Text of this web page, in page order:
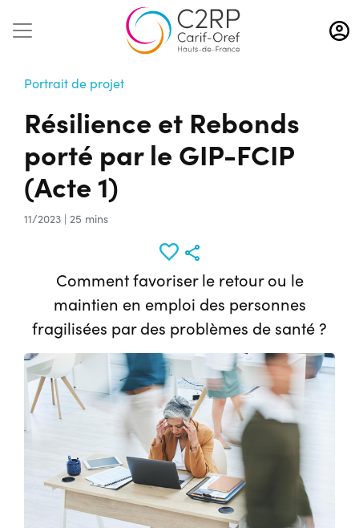
Aller
au
contenu
Portrait de projet
Résilience et Rebonds
porté par le GIP-FCIP
(Acte 1)
11/2023 | 25 mins
Comment favoriser le retour ou le
maintien en emploi des personnes
fragilisées par des problèmes de santé ?